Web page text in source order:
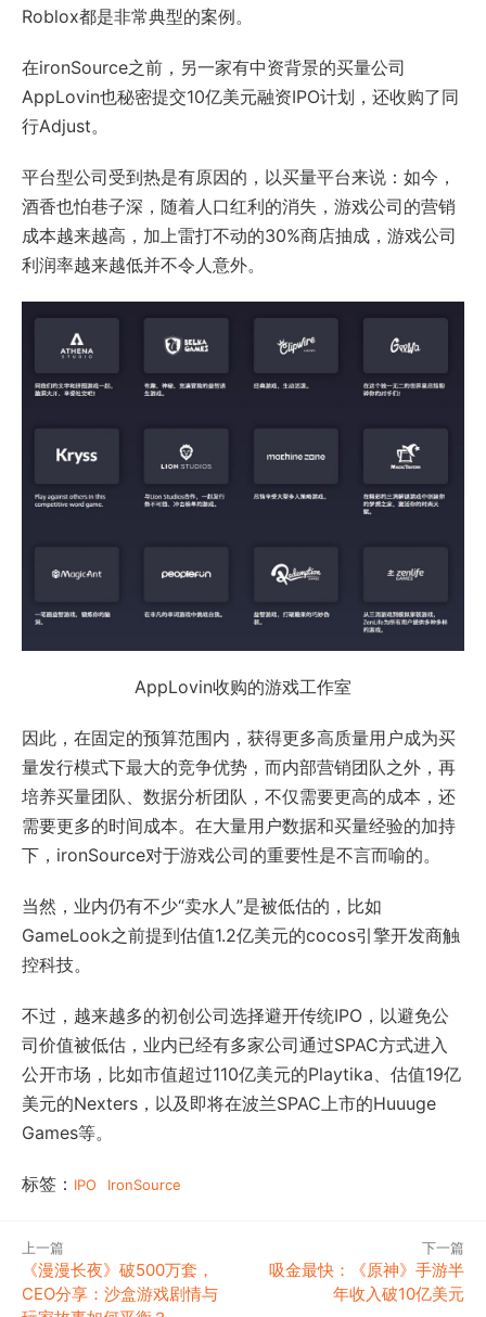
Roblox都是非常典型的案例。
在ironSource之前，另一家有中资背景的买量公司
AppLovin也秘密提交10亿美元融资IPO计划，还收购了同
行Adjust。
平台型公司受到热是有原因的，以买量平台来说：如今，
酒香也怕巷子深，随着人口红利的消失，游戏公司的营销
成本越来越高，加上雷打不动的30%商店抽成，游戏公司
利润率越来越低并不令人意外。
AppLovin收购的游戏工作室
因此，在固定的预算范围内，获得更多高质量用户成为买
量发行模式下最大的竞争优势，而内部营销团队之外，再
培养买量团队、数据分析团队，不仅需要更高的成本，还
需要更多的时间成本。在大量用户数据和买量经验的加持
下，ironSource对于游戏公司的重要性是不言而喻的。
当然，业内仍有不少“卖水人”是被低估的，比如
GameLook之前提到估值1.2亿美元的cocos引擎开发商触
控科技。
不过，越来越多的初创公司选择避开传统IPO，以避免公
司价值被低估，业内已经有多家公司通过SPAC方式进入
公开市场，比如市值超过110亿美元的Playtika、估值19亿
美元的Nexters，以及即将在波兰SPAC上市的Huuuge
Games等。
标签： IPO IronSource
上一篇
《漫漫长夜》破500万套，
CEO分享：沙盒游戏剧情与
下一篇
吸金最快：《原神》手游半
年收入破10亿美元